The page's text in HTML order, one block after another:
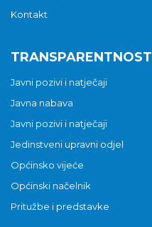
Kontakt
TRANSPARENTNOST
Javni pozivi i natječaji
Javna nabava
Javni pozivi i natječaji
Jedinstveni upravni odjel
Općinsko vijeće
Općinski načelnik
Pritužbe i predstavke